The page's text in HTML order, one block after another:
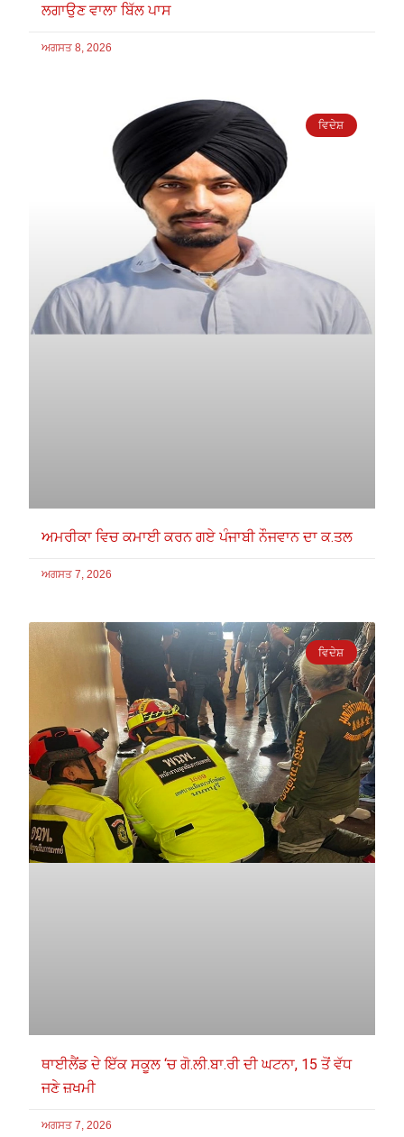
ਲਗਾਉਣ ਵਾਲਾ ਬਿੱਲ ਪਾਸ
ਅਗਸਤ 8, 2026
ਵਿਦੇਸ਼
ਅਮਰੀਕਾ ਵਿਚ ਕਮਾਈ ਕਰਨ ਗਏ ਪੰਜਾਬੀ ਨੌਜਵਾਨ ਦਾ ਕ.ਤਲ
ਅਗਸਤ 7, 2026
ਵਿਦੇਸ਼
ਥਾਈਲੈਂਡ ਦੇ ਇੱਕ ਸਕੂਲ ‘ਚ ਗੋ.ਲੀ.ਬਾ.ਰੀ ਦੀ ਘਟਨਾ, 15 ਤੋਂ ਵੱਧ
ਜਣੇ ਜ਼ਖਮੀ
ਅਗਸਤ 7, 2026